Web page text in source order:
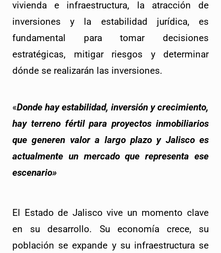
vivienda e infraestructura, la atracción de
inversiones y la estabilidad jurídica, es
fundamental para tomar decisiones
estratégicas, mitigar riesgos y determinar
dónde se realizarán las inversiones.
«Donde hay estabilidad, inversión y crecimiento,
hay terreno fértil para proyectos inmobiliarios
que generen valor a largo plazo y Jalisco es
actualmente un mercado que representa ese
escenario»
El Estado de Jalisco vive un momento clave
en su desarrollo. Su economía crece, su
población se expande y su infraestructura se